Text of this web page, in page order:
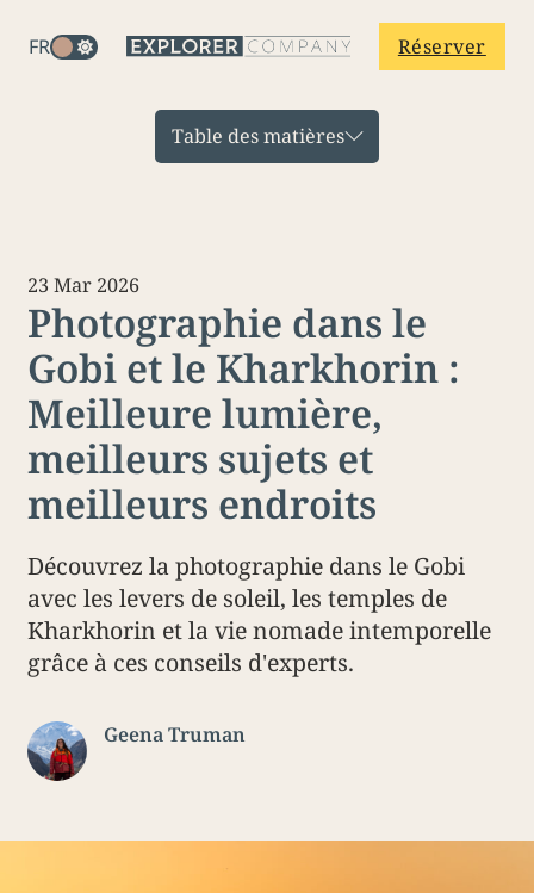
FR Réserver
Table des matières
Photographie dans le
Gobi et le Kharkhorin :
Meilleure lumière,
meilleurs sujets et
meilleurs endroits
23 Mar 2026
Découvrez la photographie dans le Gobi
avec les levers de soleil, les temples de
Kharkhorin et la vie nomade intemporelle
grâce à ces conseils d'experts.
Geena Truman